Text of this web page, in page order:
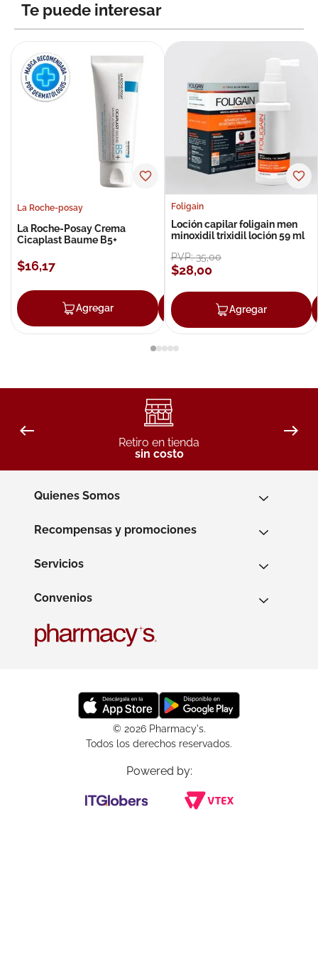
Te puede interesar
La Roche-posay
La Roche-Posay Crema
Cicaplast Baume B5+
$16,17
Agregar Agregar
Foligain
Loción capilar foligain men
minoxidil trixidil loción 59 ml
PVP:35,00
$28,00
Agregar
Retiro en tienda
sin costo
Quienes Somos
Recompensas y promociones
Servicios
Convenios
© 2026 Pharmacy's.
Todos los derechos reservados.
Powered by: